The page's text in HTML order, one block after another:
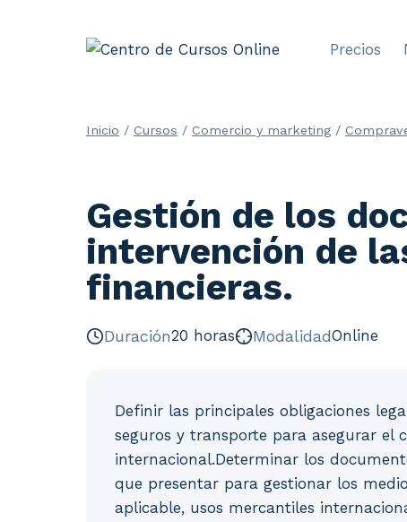
Precios
Inicio / Cursos / Comercio y marketing /
Gestión de los
intervención de
financieras.
Duración20 horas ModalidadOnline
Definir las principales obligaciones
seguros y transporte para asegurar el
internacional.Determinar los
que presentar para gestionar los
aplicable, usos mercantiles